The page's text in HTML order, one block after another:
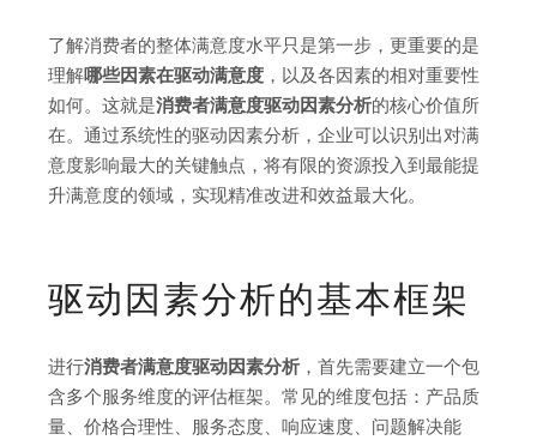
了解消费者的整体满意度水平只是第一步，更重要的是
理解哪些因素在驱动满意度 ，以及各因素的相对重要性
如何。这就是消费者满意度驱动因素分析的核心价值所
在。通过系统性的驱动因素分析，企业可以识别出对满
意度影响最大的关键触点，将有限的资源投入到最能提
升满意度的领域，实现精准改进和效益最大化。
驱动因素分析的基本框架
进行消费者满意度驱动因素分析 ，首先需要建立一个包
含多个服务维度的评估框架。常见的维度包括：产品质
量、价格合理性、服务态度、响应速度、问题解决能